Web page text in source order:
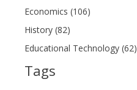
Economics (106)
History (82)
Educational Technology (62)
Tags